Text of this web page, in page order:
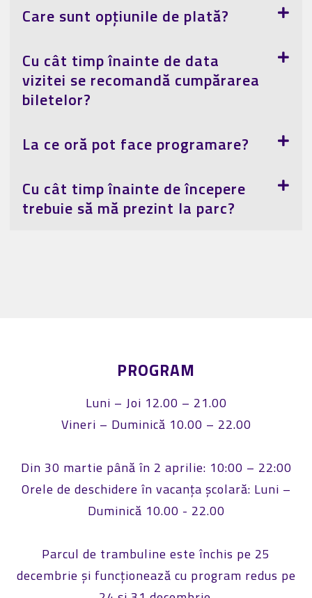
Care sunt opțiunile de plată?
Cu cât timp înainte de data
vizitei se recomandă cumpărarea
biletelor?
La ce oră pot face programare?
Cu cât timp înainte de începere
trebuie să mă prezint la parc?
PROGRAM
Luni – Joi 12.00 – 21.00
Vineri – Duminică 10.00 – 22.00
Din 30 martie până în 2 aprilie: 10:00 – 22:00
Orele de deschidere în vacanța școlară: Luni –
Duminică 10.00 - 22.00
Parcul de trambuline este închis pe 25
decembrie și funcționează cu program redus pe